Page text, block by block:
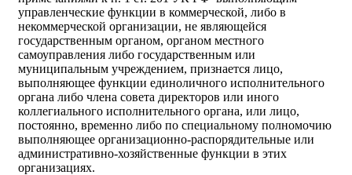
управленческие функции в коммерческой, либо в
некоммерческой организации, не являющейся
государственным органом, органом местного
самоуправления либо государственным или
муниципальным учреждением, признается лицо,
выполняющее функции единоличного исполнительного
органа либо члена совета директоров или иного
коллегиального исполнительного органа, или лицо,
постоянно, временно либо по специальному полномочию
выполняющее организационно-распорядительные или
административно-хозяйственные функции в этих
организациях.